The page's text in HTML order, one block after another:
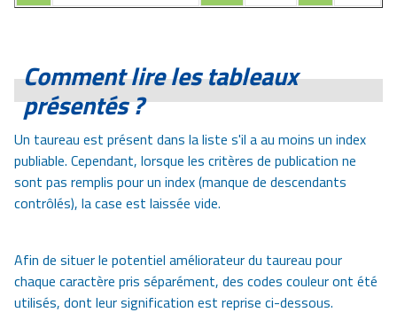
Comment lire les tableaux
présentés ?
Un taureau est présent dans la liste s'il a au moins un index
publiable. Cependant, lorsque les critères de publication ne
sont pas remplis pour un index (manque de descendants
contrôlés), la case est laissée vide.
Afin de situer le potentiel améliorateur du taureau pour
chaque caractère pris séparément, des codes couleur ont été
utilisés, dont leur signification est reprise ci-dessous.